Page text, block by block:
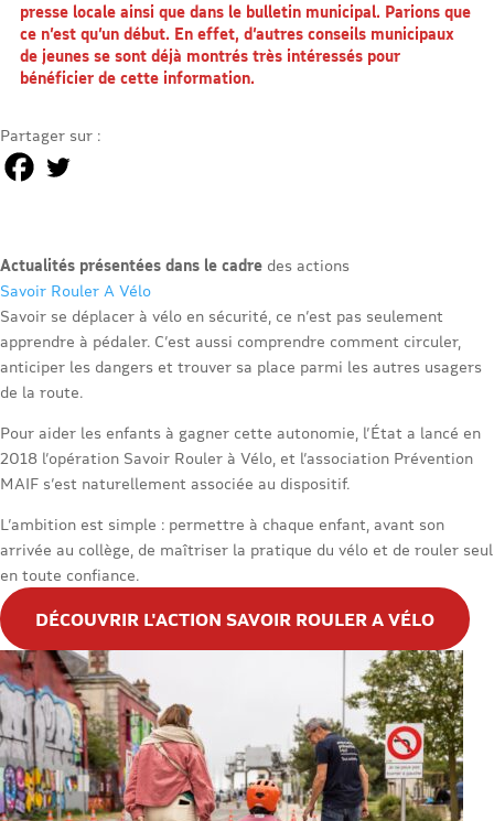
presse locale ainsi que dans le bulletin municipal. Parions que
ce n’est qu’un début. En effet, d’autres conseils municipaux
de jeunes se sont déjà montrés très intéressés pour
bénéficier de cette information.
Partager sur :
Actualités présentées dans le cadre des actions
Savoir Rouler A Vélo
Savoir se déplacer à vélo en sécurité, ce n’est pas seulement
apprendre à pédaler. C’est aussi comprendre comment circuler,
anticiper les dangers et trouver sa place parmi les autres usagers
de la route.
Pour aider les enfants à gagner cette autonomie, l’État a lancé en
2018 l’opération Savoir Rouler à Vélo, et l’association Prévention
MAIF s’est naturellement associée au dispositif.
L’ambition est simple : permettre à chaque enfant, avant son
arrivée au collège, de maîtriser la pratique du vélo et de rouler seul
en toute confiance.
DÉCOUVRIR L'ACTION SAVOIR ROULER A VÉLO